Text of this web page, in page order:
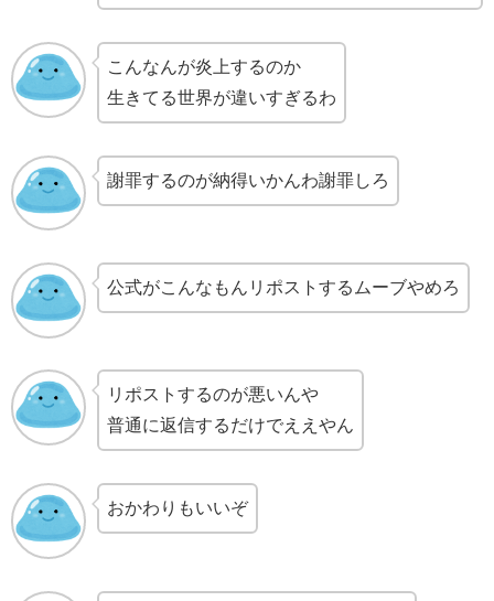
こんなんが炎上するのか
生きてる世界が違いすぎるわ
謝罪するのが納得いかんわ謝罪しろ
公式がこんなもんリポストするムーブやめろ
リポストするのが悪いんや
普通に返信するだけでええやん
おかわりもいいぞ